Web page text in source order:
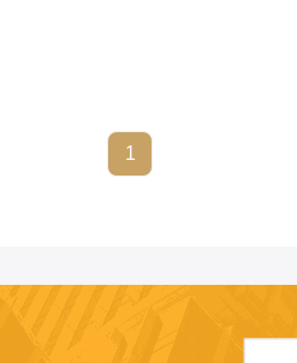
1